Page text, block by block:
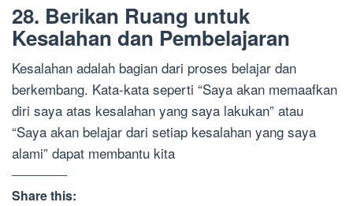
28. Berikan Ruang untuk
Kesalahan dan Pembelajaran
Kesalahan adalah bagian dari proses belajar dan
berkembang. Kata-kata seperti “Saya akan memaafkan
diri saya atas kesalahan yang saya lakukan” atau
“Saya akan belajar dari setiap kesalahan yang saya
alami” dapat membantu kita
Share this: